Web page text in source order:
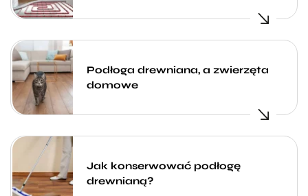
Podłoga drewniana, a zwierzęta
domowe
Jak konserwować podłogę
drewnianą?